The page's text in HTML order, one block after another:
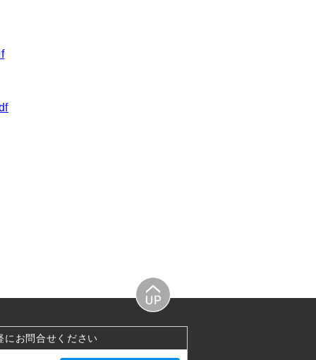
にお問合せください